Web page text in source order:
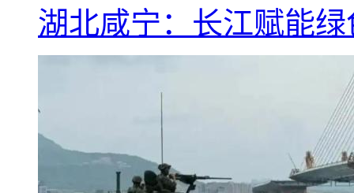
湖北咸宁：长江赋能